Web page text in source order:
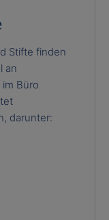
Stifte finden
an
Büro
darunter: